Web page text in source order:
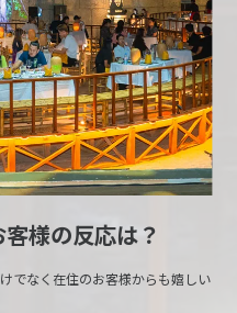
様の反応は？
でなく在住のお客様からも嬉しい